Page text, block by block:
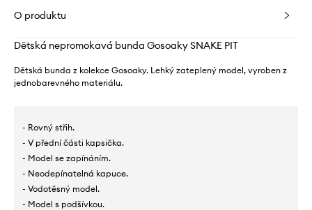
O produktu
Dětská nepromokavá bunda Gosoaky SNAKE PIT
Dětská bunda z kolekce Gosoaky. Lehký zateplený model, vyroben z
jednobarevného materiálu.
- Rovný střih.
- V přední části kapsička.
- Model se zapínáním.
- Neodepínatelná kapuce.
- Vodotěsný model.
- Model s podšívkou.